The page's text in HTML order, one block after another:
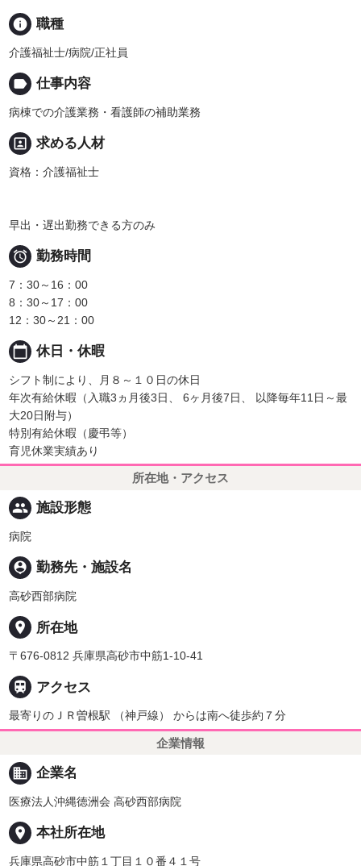
info 職種
介護福祉士/病院/正社員
label 仕事内容
病棟での介護業務・看護師の補助業務
portrait 求める人材
資格：介護福祉士
早出・遅出勤務できる方のみ
 勤務時間
7：30～16：00
8：30～17：00
12：30～21：00
calendar_today 休日・休暇
シフト制により、月８～１０日の休日
年次有給休暇（入職3ヵ月後3日、 6ヶ月後7日、 以降毎年11日～最
大20日附与）
特別有給休暇（慶弔等）
育児休業実績あり
所在地・アクセス
people 施設形態
病院
person_pin 勤務先・施設名
高砂西部病院
place 所在地
〒676-0812 兵庫県高砂市中筋1-10-41
 アクセス
最寄りのＪＲ曽根駅 （神戸線） からは南へ徒歩約７分
企業情報
business 企業名
医療法人沖縄徳洲会 高砂西部病院
place 本社所在地
兵庫県高砂市中筋１丁目１０番４１号